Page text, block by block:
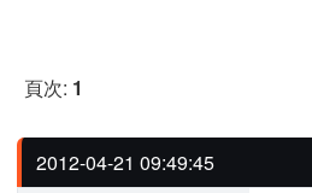
頁次: 1
2012-04-21 09:49:45